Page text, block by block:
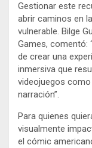
Gestionar este
abrir caminos en
vulnerable. Bilge
Games, comentó:
de crear una
inmersiva que
videojuegos
narración”.
Para quienes
visualmente
el cómic